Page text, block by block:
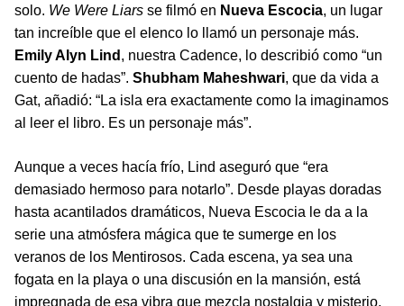
solo. We Were Liars se filmó en Nueva Escocia, un lugar
tan increíble que el elenco lo llamó un personaje más.
Emily Alyn Lind , nuestra Cadence, lo describió como “un
cuento de hadas”. Shubham Maheshwari, que da vida a
Gat, añadió: “La isla era exactamente como la imaginamos
al leer el libro. Es un personaje más”.
Aunque a veces hacía frío, Lind aseguró que “era
demasiado hermoso para notarlo”. Desde playas doradas
hasta acantilados dramáticos, Nueva Escocia le da a la
serie una atmósfera mágica que te sumerge en los
veranos de los Mentirosos. Cada escena, ya sea una
fogata en la playa o una discusión en la mansión, está
impregnada de esa vibra que mezcla nostalgia y misterio.